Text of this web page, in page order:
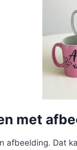
met
afbeelding. Dat